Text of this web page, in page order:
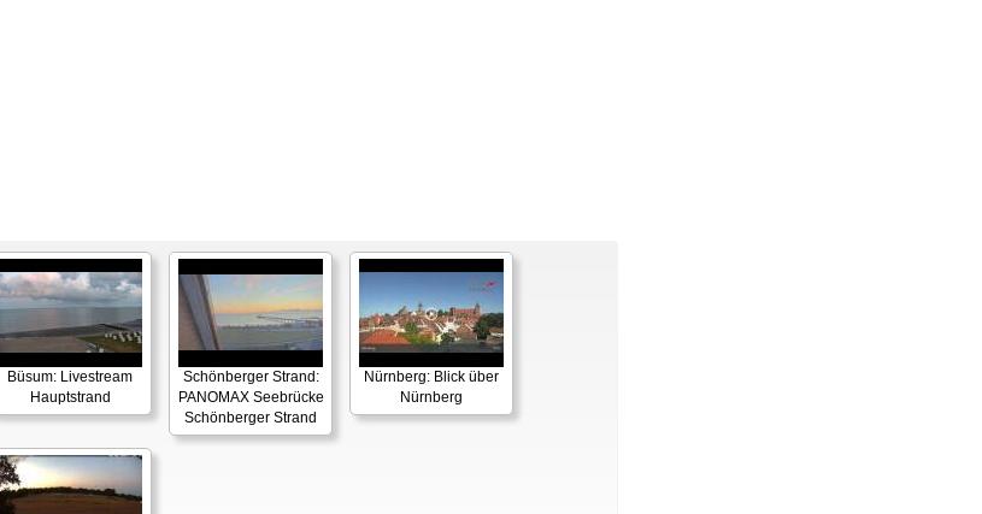
Büsum: Livestream
Hauptstrand
Schönberger Strand:
PANOMAX Seebrücke
Schönberger Strand
Nürnberg: Blick über
Nürnberg